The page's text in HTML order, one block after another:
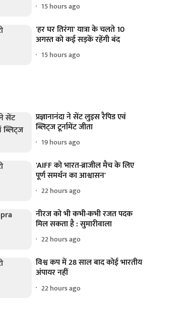
15 hours ago
'हर घर तिरंगा' यात्रा के चलते 10
अगस्त को कई सड़कें रहेंगी बंद
15 hours ago
प्रज्ञानानंदा ने सेंट लुइस रैपिड एवं
ब्लिट्ज टूर्नामेंट जीता
19 hours ago
'AIFF को भारत-ब्राजील मैच के लिए
पूर्ण समर्थन का आश्वासन'
22 hours ago
नीरज को भी कभी-कभी रजत पदक
मिल सकता है : सुमारीवाला
22 hours ago
विश्व कप में 28 साल बाद कोई भारतीय
अंपायर नहीं
22 hours ago